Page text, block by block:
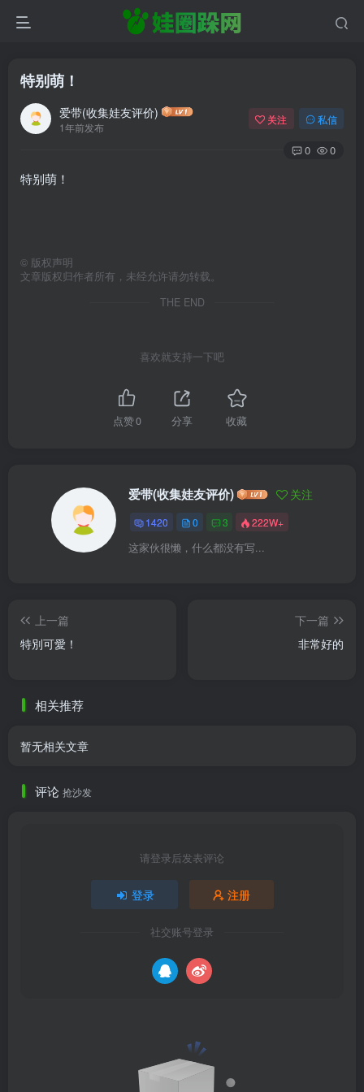
特别萌！
爱带(收集娃友评价)
1年前发布
关注 私信
0 0
特别萌！
© 版权声明
文章版权归作者所有，未经允许请勿转载。
THE END
喜欢就支持一下吧
点赞0 分享 收藏
爱带(收集娃友评价) 关注
1420 0 3 222W+
这家伙很懒，什么都没有写...
上一篇
特別可愛！
下一篇
非常好的
相关推荐
暂无相关文章
评论 抢沙发
请登录后发表评论
登录 注册
社交账号登录